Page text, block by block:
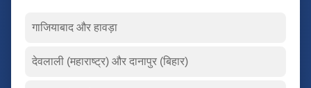
गाजियाबाद और हावड़ा
देवलाली (महाराष्ट्र) और दानापुर (बिहार)